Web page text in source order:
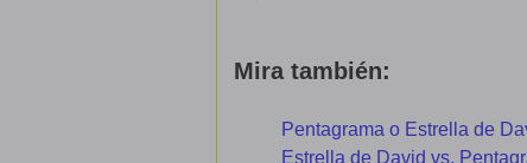
Mira también:
Pentagrama o Estrella de
Estrella de David vs.